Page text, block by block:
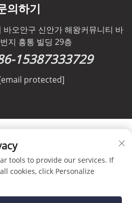
의하기
오안구 신안가 해왕커뮤니티 바
지 흥통 빌딩 29층
15387333729
protected]
Logistics Co., Limited 판권 소
보 처리방침
tools to provide our services. If
cookies, click Personalize